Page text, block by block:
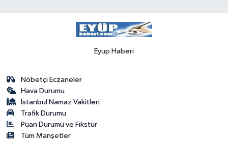
Eyup Haberi
Nöbetçi Eczaneler
Hava Durumu
İstanbul Namaz Vakitleri
Trafik Durumu
Puan Durumu ve Fikstür
Tüm Manşetler